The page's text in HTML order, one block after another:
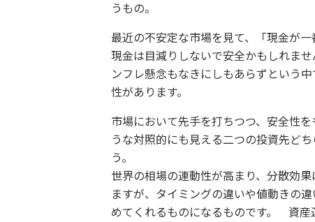
うもの。
最近の不安定な市場を見て、「現金が
現金は目減りしないで安全かもしれま
ンフレ懸念もなきにしもあらずという
性があります。
市場において先手を打ちつつ、安全性
うな対照的にも見える二つの投資先ど
う。
世界の相場の連動性が高まり、分散効
ますが、タイミングの違いや値動きの
めてくれるものになるものです。 資産